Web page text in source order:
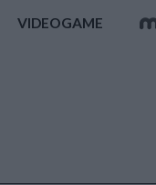
VIDEOGAME